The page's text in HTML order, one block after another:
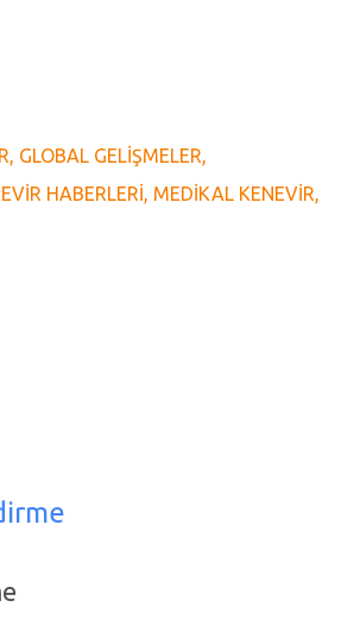
GLOBAL GELIŞMELER
HABERLERI MEDIKAL KENEVIR